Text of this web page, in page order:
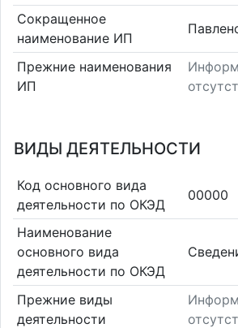
Сокращенное
наименование ИП
Прежние наименования
ИП
ВИДЫ ДЕЯТЕЛЬНОСТИ
Код основного вида
деятельности по ОКЭД
00000
Наименование
основного вида
деятельности по ОКЭД
Прежние виды
деятельности